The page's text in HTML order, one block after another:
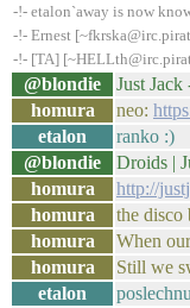
-!- etalon`away is now
-!- Ernest
-!- [TA]
@blondie
Just
homura
neo:
etalon
ranko :)
@blondie
Droids |
homura
http://
homura
the disco
homura
When
homura
Still we
etalon
poslechnu